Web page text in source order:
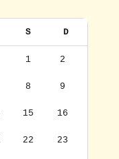
S D
1 2
8 9
15 16
22 23